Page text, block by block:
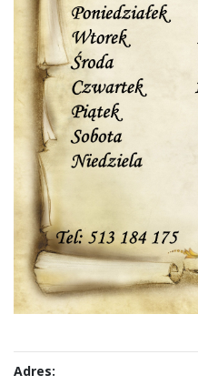
Adres: